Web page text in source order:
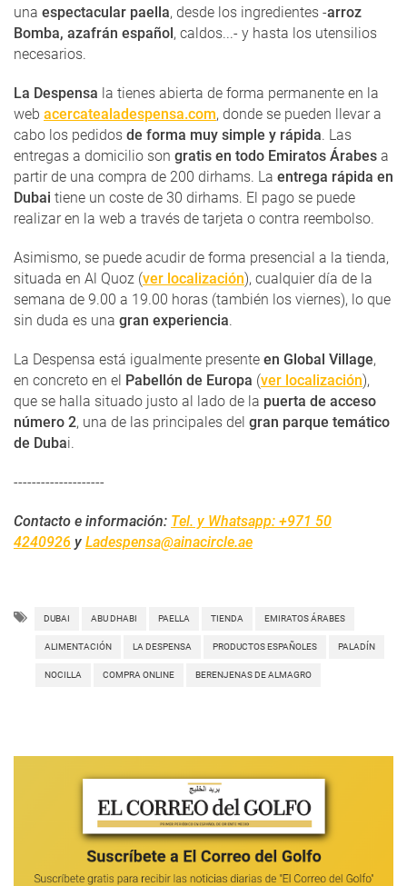
una espectacular paella, desde los ingredientes -arroz
Bomba, azafrán español, caldos...- y hasta los utensilios
necesarios.
La Despensa la tienes abierta de forma permanente en la
web acercatealadespensa.com, donde se pueden llevar a
cabo los pedidos de forma muy simple y rápida. Las
entregas a domicilio son gratis en todo Emiratos Árabes a
partir de una compra de 200 dirhams. La entrega rápida en
Dubai tiene un coste de 30 dirhams. El pago se puede
realizar en la web a través de tarjeta o contra reembolso.
Asimismo, se puede acudir de forma presencial a la tienda,
situada en Al Quoz (ver localización), cualquier día de la
semana de 9.00 a 19.00 horas (también los viernes), lo que
sin duda es una gran experiencia.
La Despensa está igualmente presente en Global Village,
en concreto en el Pabellón de Europa (ver localización),
que se halla situado justo al lado de la puerta de acceso
número 2, una de las principales del gran parque temático
de Dubai.
--------------------
Contacto e información: Tel. y Whatsapp: +971 50
4240926 y Ladespensa@ainacircle.ae
DUBAI ABU DHABI PAELLA TIENDA EMIRATOS ÁRABES
ALIMENTACIÓN LA DESPENSA PRODUCTOS ESPAÑOLES PALADÍN
NOCILLA COMPRA ONLINE BERENJENAS DE ALMAGRO